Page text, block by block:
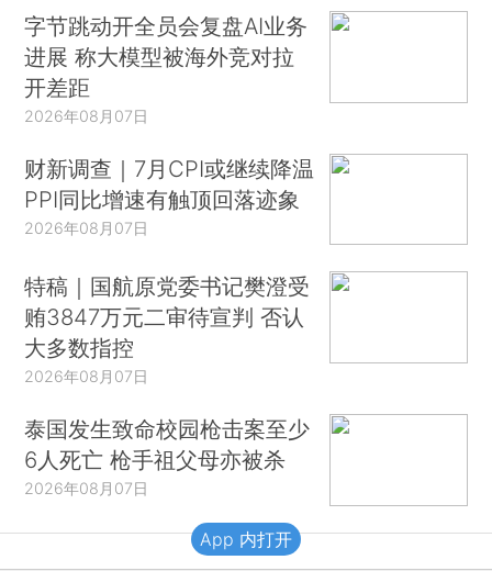
字节跳动开全员会复盘AI业务
进展 称大模型被海外竞对拉
开差距
2026年08月07日
财新调查｜7月CPI或继续降温
PPI同比增速有触顶回落迹象
2026年08月07日
特稿｜国航原党委书记樊澄受
贿3847万元二审待宣判 否认
大多数指控
2026年08月07日
泰国发生致命校园枪击案至少
6人死亡 枪手祖父母亦被杀
2026年08月07日
App 内打开